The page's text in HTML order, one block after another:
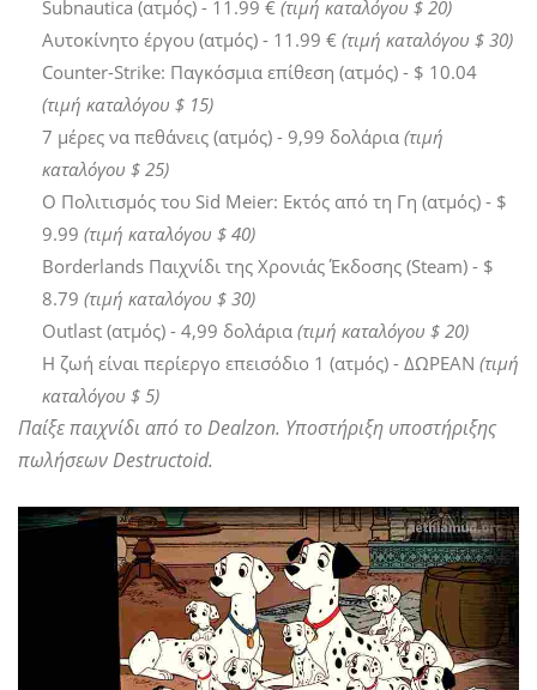
Subnautica (ατμός) - 11.99 € (τιμή καταλόγου $ 20)
Αυτοκίνητο έργου (ατμός) - 11.99 € (τιμή καταλόγου $ 30)
Counter-Strike: Παγκόσμια επίθεση (ατμός) - $ 10.04
(τιμή καταλόγου $ 15)
7 μέρες να πεθάνεις (ατμός) - 9,99 δολάρια (τιμή
καταλόγου $ 25)
Ο Πολιτισμός του Sid Meier: Εκτός από τη Γη (ατμός) - $
9.99 (τιμή καταλόγου $ 40)
Borderlands Παιχνίδι της Χρονιάς Έκδοσης (Steam) - $
8.79 (τιμή καταλόγου $ 30)
Outlast (ατμός) - 4,99 δολάρια (τιμή καταλόγου $ 20)
Η ζωή είναι περίεργο επεισόδιο 1 (ατμός) - ΔΩΡΕΑΝ (τιμή
καταλόγου $ 5)
Παίξε παιχνίδι από το Dealzon. Υποστήριξη υποστήριξης
πωλήσεων Destructoid.